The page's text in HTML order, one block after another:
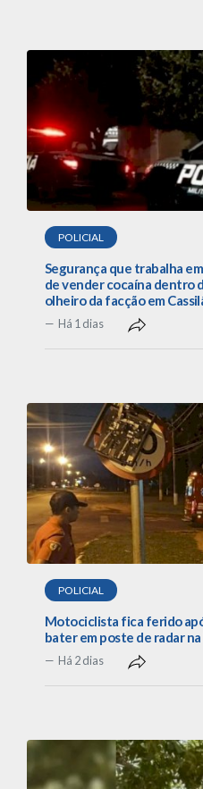
POLICIAL
Segurança que trabalha
de vender cocaína dentro
olheiro da facção em
Há 1 dias
POLICIAL
Motociclista fica ferido
bater em poste de radar
Há 2 dias